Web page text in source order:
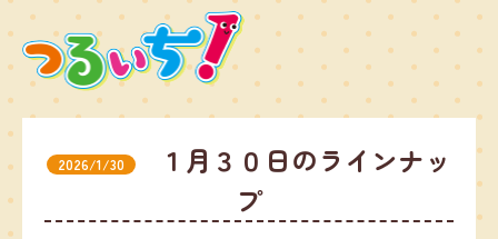
2026/1/30
１月３０日のラインナッ
プ